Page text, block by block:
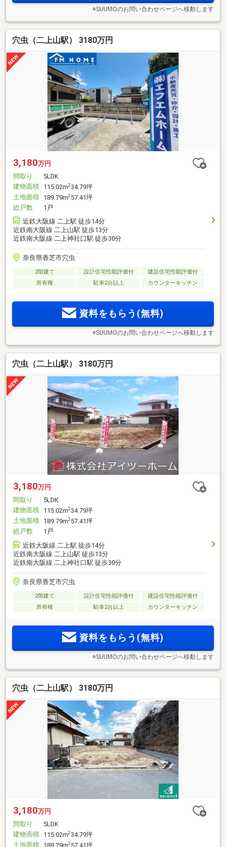
※SUUMOのお問い合わせページへ移動します
穴虫（二上山駅） 3180万円
3,180万円
間取り
5LDK
建物面積 115.02m2 34.79坪
土地面積 189.79m2 57.41坪
総戸数
1戸
近鉄大阪線 二上駅 徒歩14分
近鉄南大阪線 二上山駅 徒歩13分
近鉄南大阪線 二上神社口駅 徒歩30分
奈良県香芝市穴虫
2階建て 設計住宅性能評価付
建設住宅性能評価付
所有権
駐車2台以上 カウンターキッチン
資料をもらう(無料)
※SUUMOのお問い合わせページへ移動します
穴虫（二上山駅） 3180万円
3,180万円
間取り
5LDK
建物面積 115.02m234.79坪
土地面積 189.79m257.41坪
総戸数
1戸
近鉄大阪線 二上駅 徒歩14分
近鉄南大阪線 二上山駅 徒歩13分
近鉄南大阪線 二上神社口駅 徒歩30分
奈良県香芝市穴虫
2階建て 設計住宅性能評価付
建設住宅性能評価付
所有権
駐車2台以上 カウンターキッチン
資料をもらう(無料)
※SUUMOのお問い合わせページへ移動します
穴虫（二上山駅） 3180万円
3,180万円
間取り
5LDK
建物面積 115.02m2 34.79坪
土地面積 189.79m2 57.41坪